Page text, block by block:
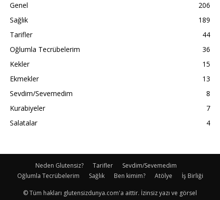
Genel
206
Sağlık
189
Tarifler
44
Oğlumla Tecrübelerim
36
Kekler
15
Ekmekler
13
Sevdim/Sevemedim
8
Kurabiyeler
7
Salatalar
4
Neden Glutensiz? Tarifler
Sevdim/Sevemedim
Oğlumla Tecrübelerim
Sağlık Ben kimim? Atölye İş Birliği
© Tüm hakları glutensizdunya.com'a aittir. İzinsiz yazı ve görsel